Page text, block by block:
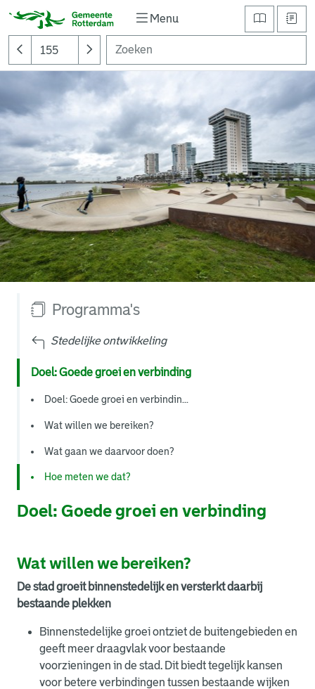
Menu
Programma's
Stedelijke ontwikkeling
Doel: Goede groei en verbinding
Doel: Goede groei en verbindin...
Wat willen we bereiken?
Wat gaan we daarvoor doen?
Hoe meten we dat?
Doel: Goede groei en verbinding
Wat willen we bereiken?
De stad groeit binnenstedelijk en versterkt daarbij
bestaande plekken
Binnenstedelijke groei ontziet de buitengebieden en
geeft meer draagvlak voor bestaande
voorzieningen in de stad. Dit biedt tegelijk kansen
voor betere verbindingen tussen bestaande wijken